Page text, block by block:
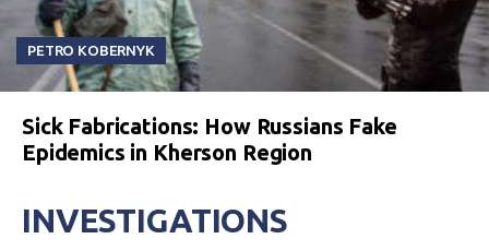
PETRO KOBERNYK
Sick Fabrications: How Russians Fake
Epidemics in Kherson Region
INVESTIGATIONS